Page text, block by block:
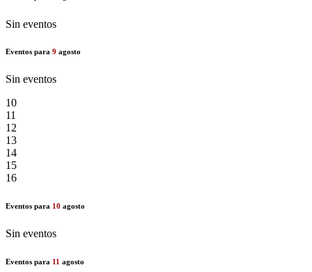
Sin eventos
Eventos para 9 agosto
Sin eventos
10
11
12
13
14
15
16
Eventos para 10 agosto
Sin eventos
Eventos para 11 agosto